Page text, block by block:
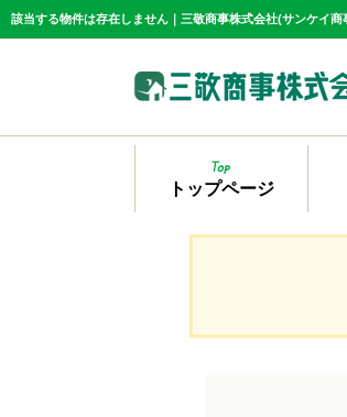
該当する物件は存在しません｜三敬商事株式会社(サンケイ商
トップページ